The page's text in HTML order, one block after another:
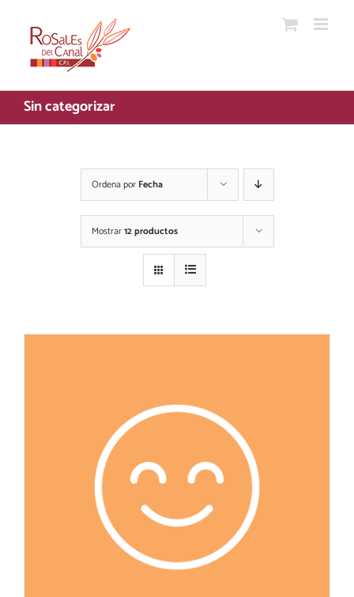
contenido
Sin categorizar
Ordena por Fecha
Mostrar12 productos